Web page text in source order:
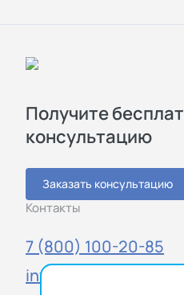
Получите
консультацию
Заказать консультацию
Контакты
7 (800) 100-20-85
info@sigmatest.ru